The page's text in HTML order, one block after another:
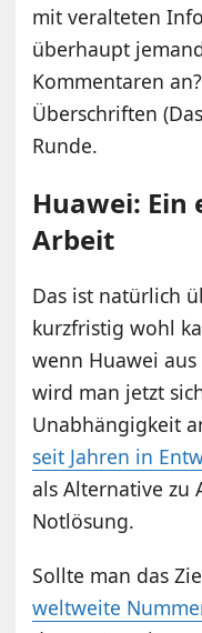
mit veralteten
überhaupt
Kommentaren
Überschriften
Runde.
Huawei: Ein
Arbeit
Das ist natürlich
kurzfristig wohl
wenn Huawei
wird man jetzt
Unabhängigkeit
seit Jahren in
als Alternative zu
Notlösung.
Sollte man das
weltweite